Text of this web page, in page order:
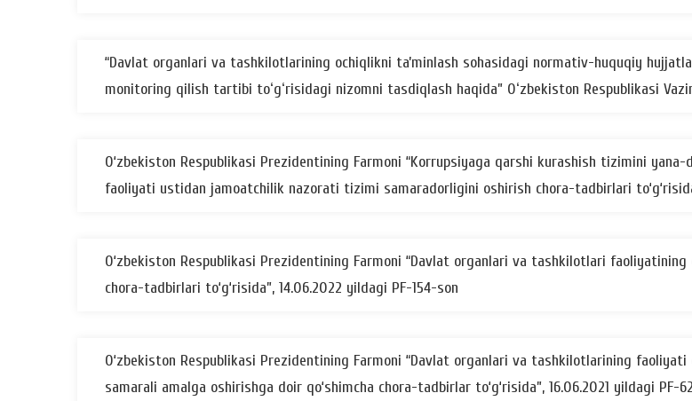
“Davlat organlari va tashkilotlarining ochiqlikni taʼminlash sohasidagi normativ-huquqiy
monitoring qilish tartibi toʻgʻrisidagi nizomni tasdiqlash haqida” Oʻzbekiston Respublikasi
O‘zbekiston Respublikasi Prezidentining Farmoni “Korrupsiyaga qarshi kurashish tizimini
faoliyati ustidan jamoatchilik nazorati tizimi samaradorligini oshirish chora-tadbirlari
O‘zbekiston Respublikasi Prezidentining Farmoni “Davlat organlari va tashkilotlari
chora-tadbirlari to‘g‘risida”, 14.06.2022 yildagi PF-154-son
O‘zbekiston Respublikasi Prezidentining Farmoni “Davlat organlari va tashkilotlarining
samarali amalga oshirishga doir qo‘shimcha chora-tadbirlar to‘g‘risida”, 16.06.2021 yildagi PF-